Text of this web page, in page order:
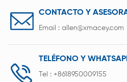
CONTACTO Y
Email : allen@xmacey.com
TELÉFONO Y
Tel : +8618950009155